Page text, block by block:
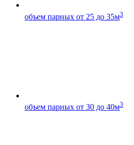
объем парных от 25 до 35м3
объем парных от 30 до 40м3